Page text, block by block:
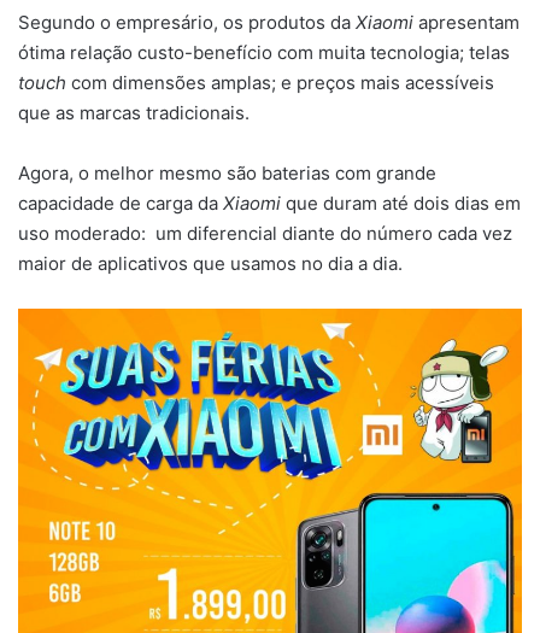
Segundo o empresário, os produtos da Xiaomi apresentam
ótima relação custo-benefício com muita tecnologia; telas
touch com dimensões amplas; e preços mais acessíveis
que as marcas tradicionais.
Agora, o melhor mesmo são baterias com grande
capacidade de carga da Xiaomi que duram até dois dias em
uso moderado: um diferencial diante do número cada vez
maior de aplicativos que usamos no dia a dia.